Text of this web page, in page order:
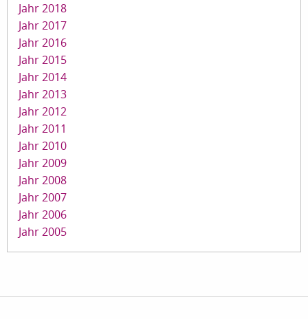
Jahr 2018
Jahr 2017
Jahr 2016
Jahr 2015
Jahr 2014
Jahr 2013
Jahr 2012
Jahr 2011
Jahr 2010
Jahr 2009
Jahr 2008
Jahr 2007
Jahr 2006
Jahr 2005